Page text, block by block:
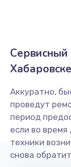
Сервисный
Хабаровске
Аккуратно,
проведут
период
если во
техники
снова